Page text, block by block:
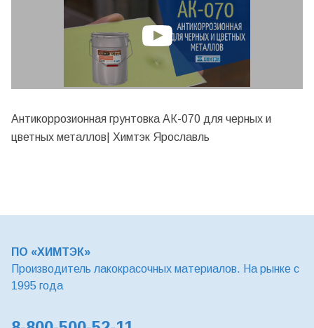
Антикоррозионная грунтовка АК-070 для черных и
цветных металлов| Химтэк Ярославль
ПО «ХИМТЭК»
Производитель лакокрасочных материалов. На рынке с
1995 года